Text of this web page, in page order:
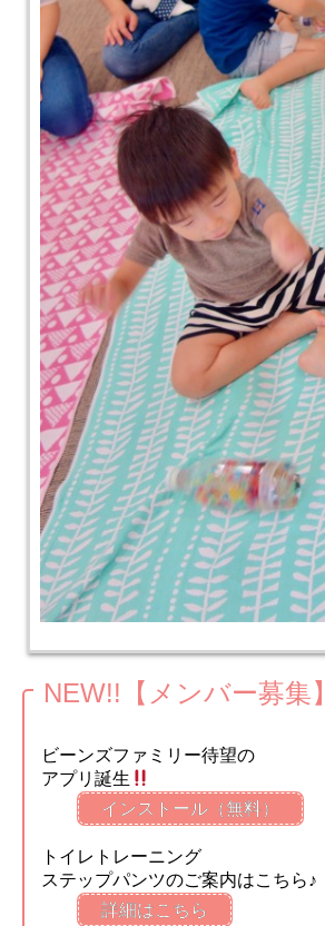
NEW!!【メンバー募集】
ビーンズファミリー待望の
アプリ誕生
インストール（無料）
トイレトレーニング
ステップパンツのご案内はこちら♪
詳細はこちら